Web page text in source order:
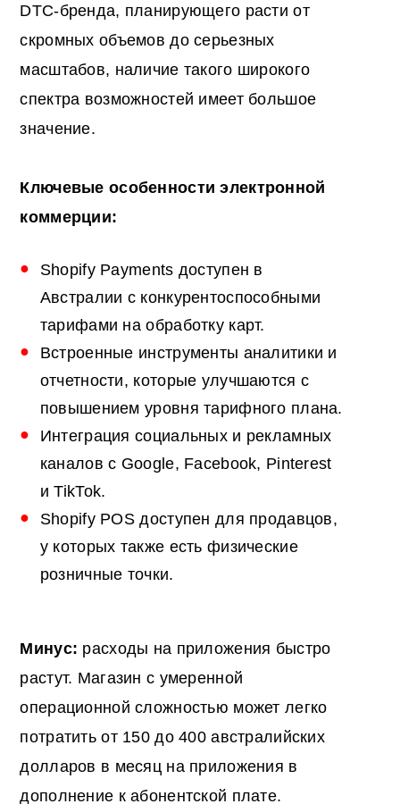
DTC-бренда, планирующего расти от
скромных объемов до серьезных
масштабов, наличие такого широкого
спектра возможностей имеет большое
значение.
Ключевые особенности электронной
коммерции:
Shopify Payments доступен в
Австралии с конкурентоспособными
тарифами на обработку карт.
Встроенные инструменты аналитики и
отчетности, которые улучшаются с
повышением уровня тарифного плана.
Интеграция социальных и рекламных
каналов с Google, Facebook, Pinterest
и TikTok.
Shopify POS доступен для продавцов,
у которых также есть физические
розничные точки.
Минус: расходы на приложения быстро
растут. Магазин с умеренной
операционной сложностью может легко
потратить от 150 до 400 австралийских
долларов в месяц на приложения в
дополнение к абонентской плате.